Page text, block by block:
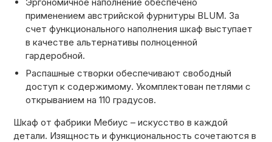
применением австрийской фурнитуры BLUM. За
счет функционального наполнения шкаф выступает
в качестве альтернативы полноценной
гардеробной.
Распашные створки обеспечивают свободный
доступ к содержимому. Укомплектован петлями с
открываниемна 110 градусов.
Шкаф от фабрики Мебиус – искусство в каждой
детали. Изящность и функциональность сочетаются в